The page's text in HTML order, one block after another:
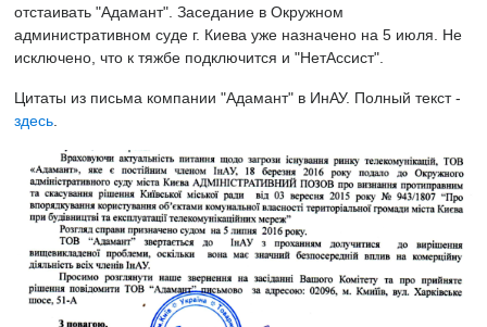
отстаивать "Адамант". Заседание в Окружном
административном суде г. Киева уже назначено на 5 июля. Не
исключено, что к тяжбе подключится и "НетАссист".
Цитаты из письма компании "Адамант" в ИнАУ. Полный текст -
здесь.